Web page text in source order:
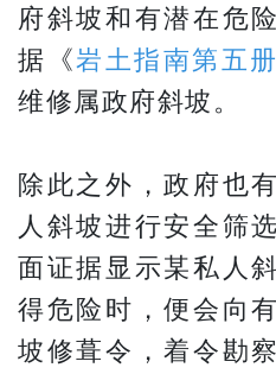
府斜坡和有潜在危
据《岩土指南第五
维修属政府斜坡。
除此之外，政府也
人斜坡进行安全筛
面证据显示某私人
得危险时，便会向
坡修葺令，着令勘